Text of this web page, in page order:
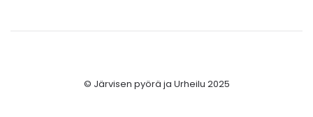
© Järvisen pyörä ja Urheilu 2025